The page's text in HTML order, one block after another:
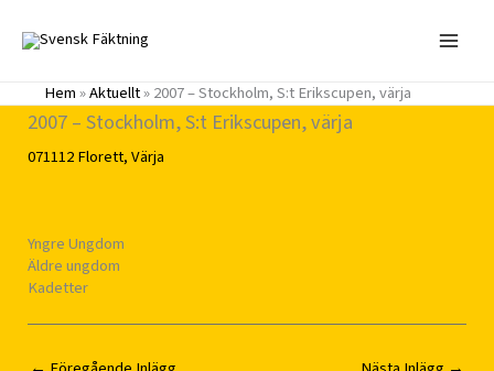
innehåll
Hem»Aktuellt»2007 – Stockholm, S:t Erikscupen, värja
2007 – Stockholm, S:t Erikscupen, värja
071112Florett,Värja
Yngre Ungdom
Äldre ungdom
Kadetter